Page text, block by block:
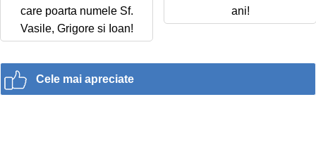
ani!
care poarta numele Sf.
Vasile, Grigore si Ioan!
Cele mai apreciate